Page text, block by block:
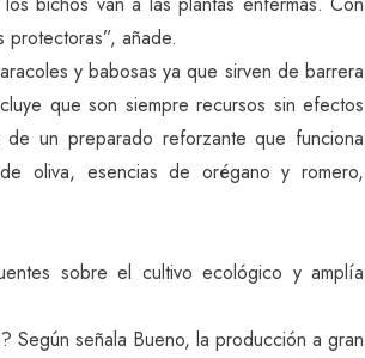
añade.
y babosas ya que sirven de barrera
que son siempre recursos sin efectos
un preparado reforzante que funciona
oliva, esencias de orégano y romero,
sobre el cultivo ecológico y amplía
Según señala Bueno, la producción a gran